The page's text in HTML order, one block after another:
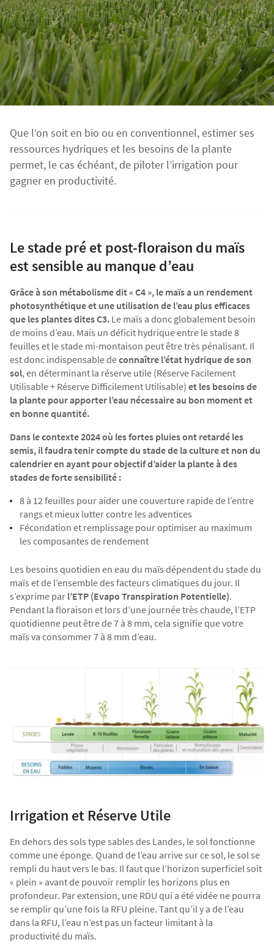
Que l’on soit en bio ou en conventionnel, estimer ses
ressources hydriques et les besoins de la plante
permet, le cas échéant, de piloter l’irrigation pour
gagner en productivité.
Le stade pré et post-floraison du maïs
est sensible au manque d’eau
Grâce à son métabolisme dit « C4 », le maïs a un rendement
photosynthétique et une utilisation de l’eau plus efficaces
que les plantes dites C3. Le maïs a donc globalement besoin
de moins d’eau. Mais un déficit hydrique entre le stade 8
feuilles et le stade mi-montaison peut être très pénalisant. Il
est donc indispensable deconnaître l’état hydrique de son
sol, en déterminant la réserve utile (Réserve Facilement
Utilisable + Réserve Difficilement Utilisable) et les besoins de
la plante pour apporter l’eau nécessaire au bon moment et
en bonne quantité.
Dans le contexte 2024 où les fortes pluies ont retardé les
semis, il faudra tenir compte du stade de la culture et non du
calendrieren ayant pour objectif d’aider la plante à des
stades de forte sensibilité :
8 à 12 feuilles pour aider une couverture rapide de l’entre
rangs et mieux lutter contre les adventices
Fécondation et remplissage pour optimiser au maximum
les composantes de rendement
Les besoins quotidien en eau du maïs dépendent du stade du
maïs et de l’ensemble des facteurs climatiques du jour. Il
s’exprime par l’ETP (Evapo Transpiration Potentielle).
Pendant la floraison et lors d’une journée très chaude, l’ETP
quotidienne peut être de 7 à 8 mm, cela signifie que votre
maïs va consommer 7 à 8 mm d’eau.
Irrigation et Réserve Utile
En dehors des sols type sables des Landes, le sol fonctionne
comme une éponge. Quand de l’eau arrive sur ce sol, le sol se
rempli du haut vers le bas. Il faut que l’horizon superficiel soit
« plein » avant de pouvoir remplir les horizons plus en
profondeur. Par extension, une RDU qui a été vidée ne pourra
se remplir qu’une fois la RFU pleine. Tant qu’il y a de l’eau
dans la RFU, l’eau n’est pas un facteur limitant à la
productivité du maïs.
Fourragères
Luzerne
Plantain fourrager
Ray-grass anglais
Protéagineux
Semences Bio
Fourragères Bio
Tournesol
Blé
Orge
Triticale
Résultats d’essais Orge
Résultats d'essais Triticale
Résultats d'essais Protéagineux
Colza
Blé
Orge
Maïs ensilage